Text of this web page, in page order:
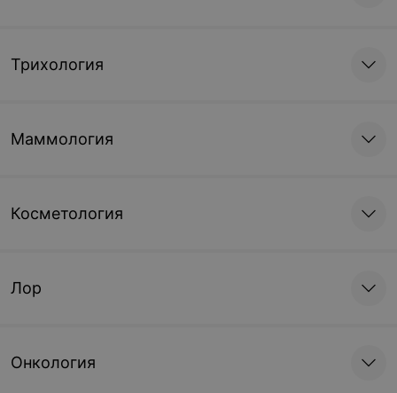
Трихология
Маммология
Косметология
Лор
Онкология